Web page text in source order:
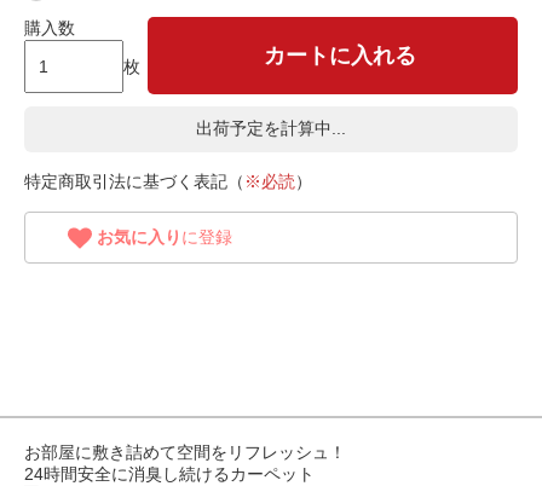
購入数
枚
カートに入れる
出荷予定を計算中...
特定商取引法に基づく表記（ ※必読）
お気に入り に登録
お部屋に敷き詰めて空間をリフレッシュ！
24時間安全に消臭し続けるカーペット